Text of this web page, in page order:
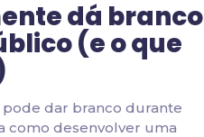
dá branco
(e o que
dar branco durante
como desenvolver uma